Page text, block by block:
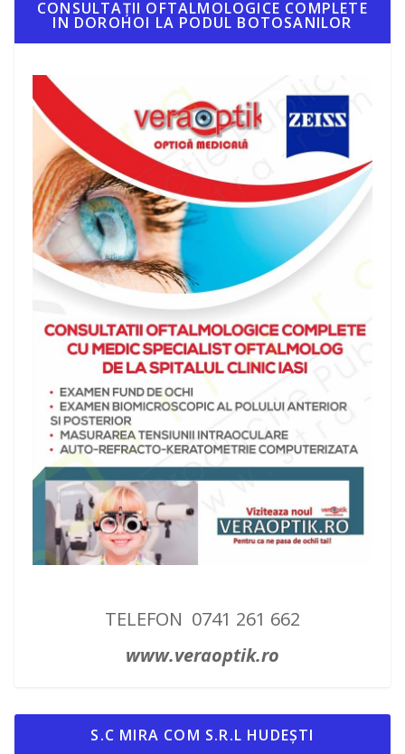
CONSULTAȚII OFTALMOLOGICE COMPLETE
IN DOROHOI LA PODUL BOTOSANILOR
TELEFON 0741 261 662
www.veraoptik.ro
S.C MIRA COM S.R.L HUDEȘTI